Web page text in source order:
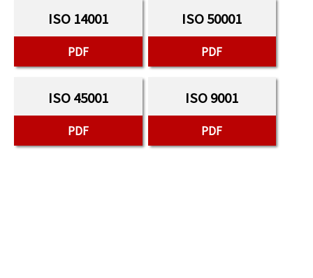
ISO 14001
PDF
ISO 50001
PDF
ISO 45001
PDF
ISO 9001
PDF